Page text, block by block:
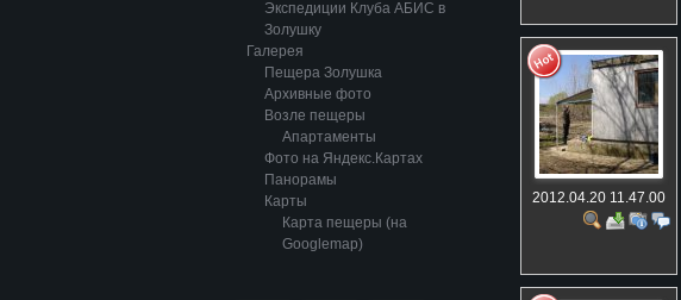
Экспедиции Клуба АБИС в
Золушку
Галерея
Пещера Золушка
Архивные фото
Возле пещеры
Апартаменты
Фото на Яндекс.Картах
Панорамы
Карты
Карта пещеры (на
Googlemap)
2012.04.20 11.47.00